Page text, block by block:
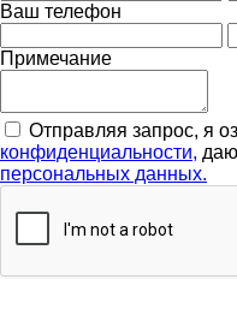
Ваш телефон
Примечание
Отправляя запрос, я
конфиденциальности, даю
персональных данных.